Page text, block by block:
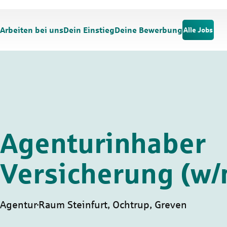
Arbeiten bei unsDein EinstiegDeine Bewerbung Alle Jobs
Agenturinhaber
Versicherung
Agentur Raum Steinfurt, Ochtrup, Greven